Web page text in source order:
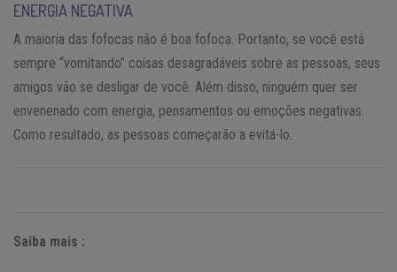
ENERGIA NEGATIVA
A maioria das fofocas não é boa fofoca. Portanto, se você está
sempre “vomitando” coisas desagradáveis ​​sobre as pessoas, seus
amigos vão se desligar de você. Além disso, ninguém quer ser
envenenado com energia, pensamentos ou emoções negativas.
Como resultado, as pessoas começarão a evitá-lo.
Saiba mais :